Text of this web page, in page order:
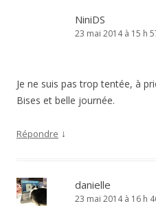
NiniDS
23 mai 2014 à 15 h
Je ne suis pas trop tentée, à
Bises et belle journée.
Répondre ↓
danielle
23 mai 2014 à 16 h